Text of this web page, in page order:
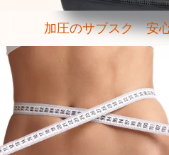
加圧のサブスク 安